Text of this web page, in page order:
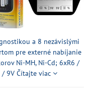
a 8 nezávislými
pre externé nabíjanie
Ni-MH, Ni-Cd; 6xR6 /
/ 9V Čítajte viac